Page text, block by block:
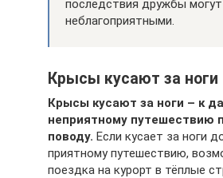
последствия дружбы
неблагоприятными.
Крысы кусают за ноги
Крысы кусают за ноги – к
неприятному путешествию
поводу. Если кусает за ноги
приятному путешествию,
поездка на курорт в тёплые